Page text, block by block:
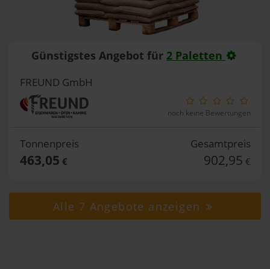
Günstigstes Angebot für 2 Paletten
FREUND GmbH
noch keine Bewertungen
Tonnenpreis
463,05 €
Gesamtpreis
902,95 €
Alle 7 Angebote anzeigen